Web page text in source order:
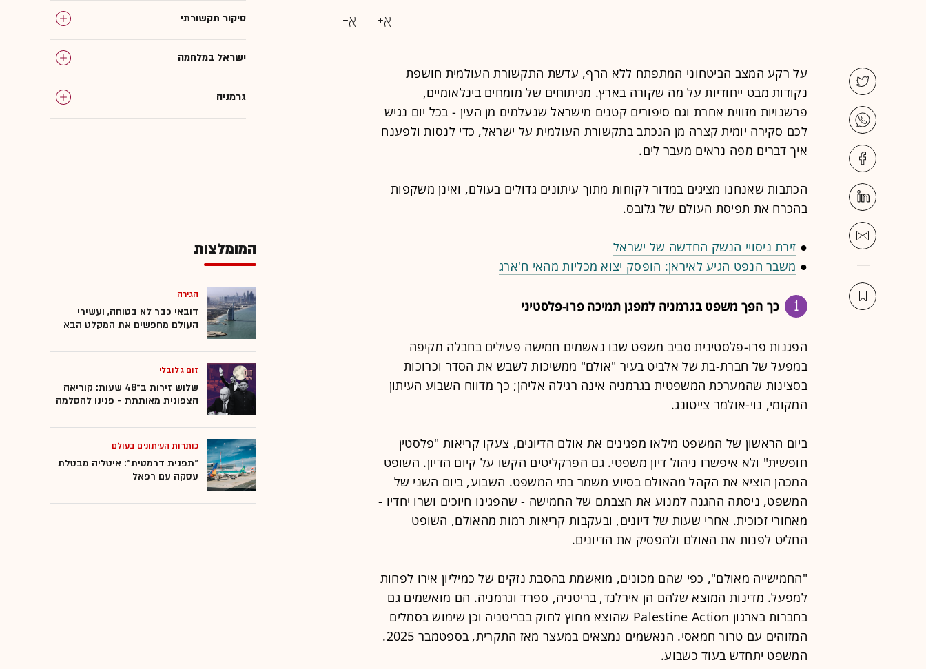
על רקע המצב הביטחוני המתפתח ללא הרף, עדשת התקשורת העולמית חושפת
נקודות מבט ייחודיות על מה שקורה בארץ. מניתוחים של מומחים בינלאומיים,
פרשנויות מזווית אחרת וגם סיפורים קטנים מישראל שנעלמים מן העין - בכל יום נגיש
לכם סקירה יומית קצרה מן הנכתב בתקשורת העולמית על ישראל, כדי לנסות ולפענח
איך דברים מפה נראים מעבר לים.
הכתבות שאנחנו מציגים במדור לקוחות מתוך עיתונים גדולים בעולם, ואינן משקפות
בהכרח את תפיסת העולם של גלובס.
● זירת ניסויי הנשק החדשה של ישראל
● משבר הנפט הגיע לאיראן: הופסק יצוא מכליות מהאי ח'ארג
1 כך הפך משפט בגרמניה למפגן תמיכה פרו-פלסטיני
הפגנות פרו-פלסטינית סביב משפט שבו נאשמים חמישה פעילים בחבלה מקיפה
במפעל של חברת-בת של אלביט בעיר "אולם" ממשיכות לשבש את הסדר וכרוכות
בסצינות שהמערכת המשפטית בגרמניה אינה רגילה אליהן; כך מדווח השבוע העיתון
המקומי, נוי-אולמר צייטונג.
ביום הראשון של המשפט מילאו מפגינים את אולם הדיונים, צעקו קריאות "פלסטין
חופשית" ולא איפשרו ניהול דיון משפטי. גם הפרקליטים הקשו על קיום הדיון. השופט
המכהן הוציא את הקהל מהאולם בסיוע משמר בתי המשפט. השבוע, ביום השני של
המשפט, ניסתה ההגנה למנוע את הצבתם של החמישה - שהפגינו חיוכים ושרו יחדיו -
מאחורי זכוכית. אחרי שעות של דיונים, ובעקבות קריאות רמות מהאולם, השופט
החליט לפנות את האולם ולהפסיק את הדיונים.
"החמישייה מאולם", כפי שהם מכונים, מואשמת בהסבת נזקים של כמיליון אירו לפחות
למפעל. מדינות המוצא שלהם הן אירלנד, בריטניה, ספרד וגרמניה. הם מואשמים גם
בחברות בארגון Palestine Action שהוצא מחוץ לחוק בבריטניה וכן שימוש בסמלים
המזוהים עם טרור חמאסי. הנאשמים נמצאים במעצר מאז התקרית, בספטמבר 2025.
המשפט יתחדש בעוד כשבוע.
סיקור תקשורתי
ישראל במלחמה
גרמניה
אלביט מערכות
פליטים
פלסטינים
הפגנות
המומלצות
הגירה
דובאי כבר לא בטוחה, ועשירי
העולם מחפשים את המקלט הבא
זום גלובלי
שלוש זירות ב־48 שעות: קוריאה
הצפונית מאותתת - פנינו להסלמה
כותרות העיתונים בעולם
"תפנית דרמטית": איטליה מבטלת
עסקה עם רפאל